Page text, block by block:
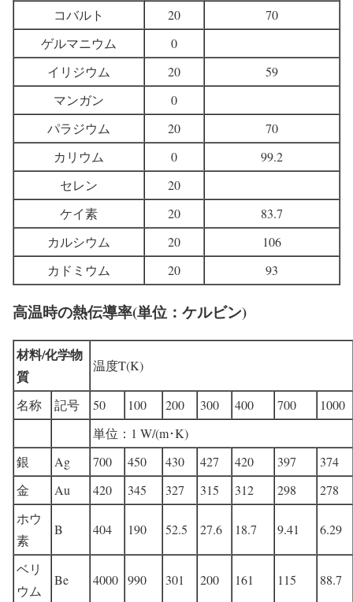
コバルト
20
70
ゲルマニウム
0
イリジウム
20
59
マンガン
0
パラジウム
20
70
カリウム
0
99.2
セレン
20
ケイ素
20
83.7
カルシウム
20
106
カドミウム
20 93
高温時の熱伝導率(単位：ケルビン)
材料/化学物
質
温度T(K)
名称 記号 50 100 200 300 400 700
1000
単位：1 W/(m･K)
銀
Ag 700 450 430 427 420 397
374
金
Au 420 345 327 315 312 298
278
ホウ
素
B 404 190 52.5 27.6 18.7 9.41 6.29
ベリ
ウム
Be 4000 990 301 200 161 115 88.7